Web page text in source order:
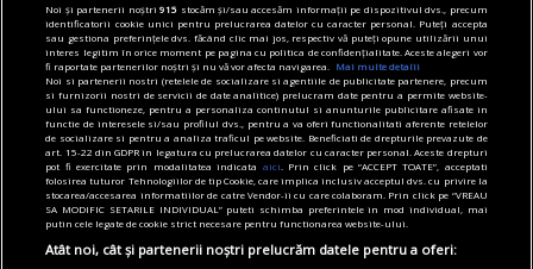
Noi și partenerii noștri915 stocăm și/sau accesăm informații pe dispozitivul dvs., precum
identificatorii cookie unici pentru prelucrarea datelor cu caracter personal. Puteți accepta
sau gestiona preferințele dvs. făcând clic mai jos, respectiv vă puteți opune utilizării unui
interes legitim în orice moment pe pagina cu politica de confidențialitate. Aceste alegeri vor
fi raportate partenerilor noștri și nu vă vor afecta navigarea.
Mai multe detalii
Noi si partenerii nostri (retelele de socializare si agentiile de publicitate partenere, precum
si furnizorii nostri de servicii de date analitice) prelucram date pentru a permite website-
ului sa functioneze, pentru a personaliza continutul si anunturile publicitare afisate in
functie de interesele si/sau profilul dvs., pentru a va oferi functionalitati aferente retelelor
de socializare si pentru a analiza traficul pe website. Beneficiati de drepturile prevazute de
art. 15-22 din GDPR in legatura cu prelucrarea datelor cu caracter personal. Aceste drepturi
pot fi exercitate prin modalitatea indicata aici . Prin click pe “ACCEPT TOATE”, acceptati
folosirea tuturor Tehnologiilor de tip Cookie, care implica inclusiv acceptul dvs. cu privire la
stocarea/accesarea informatiilor de catre Vendor-ii cu care colaboram. Prin click pe “VREAU
SA MODIFIC SETARILE INDIVIDUAL” puteti schimba preferintele in mod individual, mai
putin cele legate de cookie strict necesare pentru functionarea website-ului.
Atât noi, cât și partenerii noștri prelucrăm datele pentru a oferi: